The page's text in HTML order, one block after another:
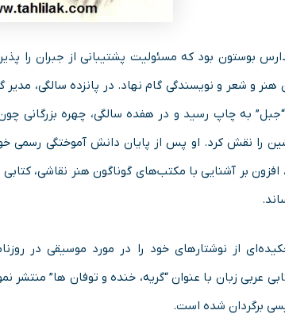
بوستون بود که مسئولیت پشتیبانی از جبران را
هنر و شعر و نویسندگی گام نهاد. در پانزده سالگی،
به چاپ رسید و در هفده سالگی، چهره‌ بزرگانی چون
را نقش کرد. او پس از پایان دانش آموختگی رسمی
بر آشنایی با مکتب‌های گوناگون هنر نقاشی،
در سال ۱۹۰۵، چکیده‌ای از نوشتارهای خود را در مورد
عربی زبان با عنوان “گریه، خنده و توفان ها” منتشر
برگردان شده است.